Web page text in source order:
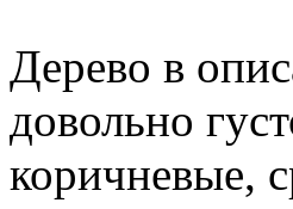
Дерево в
довольно
коричневые,